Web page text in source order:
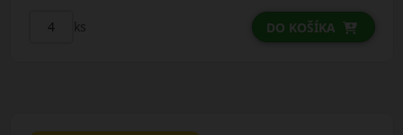
ks DO KOŠÍKA